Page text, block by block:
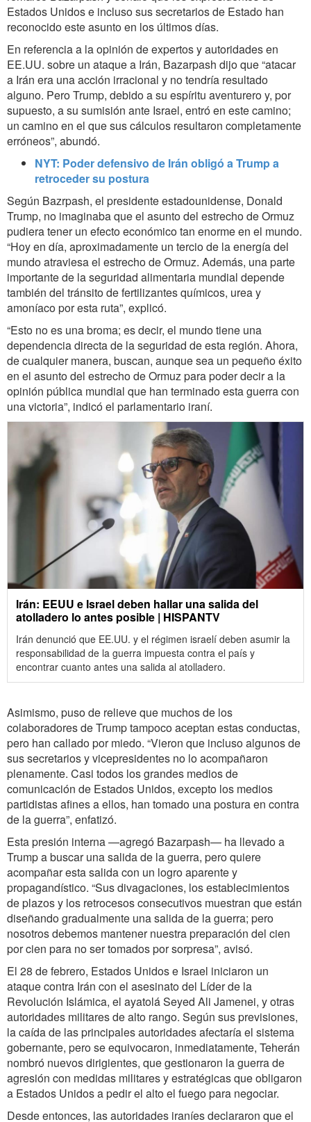
Estados Unidos e incluso sus secretarios de Estado han
reconocido este asunto en los últimos días.
En referencia a la opinión de expertos y autoridades en
EE.UU. sobre un ataque a Irán, Bazarpash dijo que “atacar
a Irán era una acción irracional y no tendría resultado
alguno. Pero Trump, debido a su espíritu aventurero y, por
supuesto, a su sumisión ante Israel, entró en este camino;
un camino en el que sus cálculos resultaron completamente
erróneos”, abundó.
NYT: Poder defensivo de Irán obligó a Trump a
retroceder su postura
Según Bazrpash, el presidente estadounidense, Donald
Trump, no imaginaba que el asunto del estrecho de Ormuz
pudiera tener un efecto económico tan enorme en el mundo.
“Hoy en día, aproximadamente un tercio de la energía del
mundo atraviesa el estrecho de Ormuz. Además, una parte
importante de la seguridad alimentaria mundial depende
también del tránsito de fertilizantes químicos, urea y
amoníaco por esta ruta”, explicó.
“Esto no es una broma; es decir, el mundo tiene una
dependencia directa de la seguridad de esta región. Ahora,
de cualquier manera, buscan, aunque sea un pequeño éxito
en el asunto del estrecho de Ormuz para poder decir a la
opinión pública mundial que han terminado esta guerra con
una victoria”, indicó el parlamentario iraní.
Irán: EEUU e Israel deben hallar una salida del
atolladero lo antes posible | HISPANTV
Irán denunció que EE.UU. y el régimen israelí deben asumir la
responsabilidad de la guerra impuesta contra el país y
encontrar cuanto antes una salida al atolladero.
Asimismo, puso de relieve que muchos de los
colaboradores de Trump tampoco aceptan estas conductas,
pero han callado por miedo. “Vieron que incluso algunos de
sus secretarios y vicepresidentes no lo acompañaron
plenamente. Casi todos los grandes medios de
comunicación de Estados Unidos, excepto los medios
partidistas afines a ellos, han tomado una postura en contra
de la guerra”, enfatizó.
Esta presión interna —agregó Bazarpash— ha llevado a
Trump a buscar una salida de la guerra, pero quiere
acompañar esta salida con un logro aparente y
propagandístico. “Sus divagaciones, los establecimientos
de plazos y los retrocesos consecutivos muestran que están
diseñando gradualmente una salida de la guerra; pero
nosotros debemos mantener nuestra preparación del cien
por cien para no ser tomados por sorpresa”, avisó.
El 28 de febrero, Estados Unidos e Israel iniciaron un
ataque contra Irán con el asesinato del Líder de la
Revolución Islámica, el ayatolá Seyed Ali Jamenei, y otras
autoridades militares de alto rango. Según sus previsiones,
la caída de las principales autoridades afectaría el sistema
gobernante, pero se equivocaron, inmediatamente, Teherán
nombró nuevos dirigientes, que gestionaron la guerra de
agresión con medidas militares y estratégicas que obligaron
a Estados Unidos a pedir el alto el fuego para negociar.
Desde entonces, las autoridades iraníes declararon que el